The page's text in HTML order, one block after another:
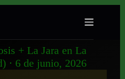
+ La Jara en La
· 6 de junio, 2026